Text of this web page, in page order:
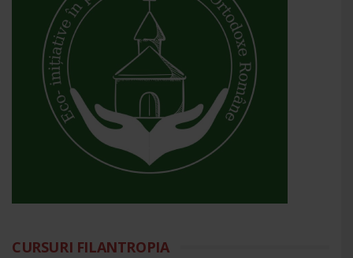
CURSURI FILANTROPIA